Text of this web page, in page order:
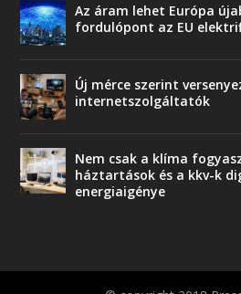
Az áram lehet Európa
fordulópont az EU
Új mérce szerint
internetszolgáltatók
Nem csak a klíma
háztartások és a kkv-k
energiaigénye